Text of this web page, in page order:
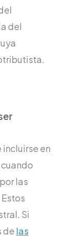
del
en
las
Si
de las